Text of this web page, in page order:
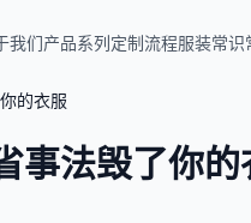
我们产品系列 定制流程服装常识
的衣服
事法毁了你的